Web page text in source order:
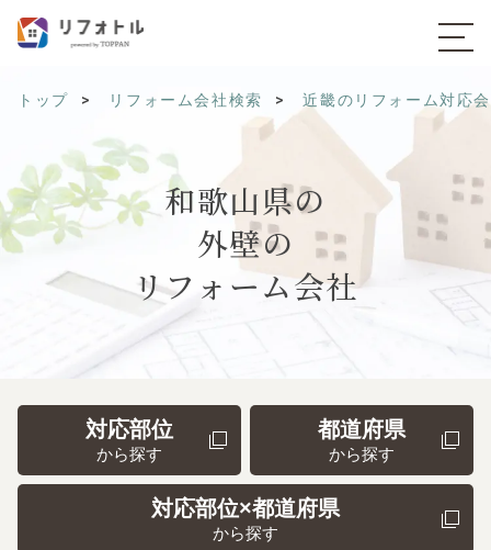
トップ リフォーム会社検索 近畿のリフォーム対応
和歌山県の
外壁の
リフォーム会社
対応部位
から探す
都道府県
から探す
対応部位×都道府県
から探す